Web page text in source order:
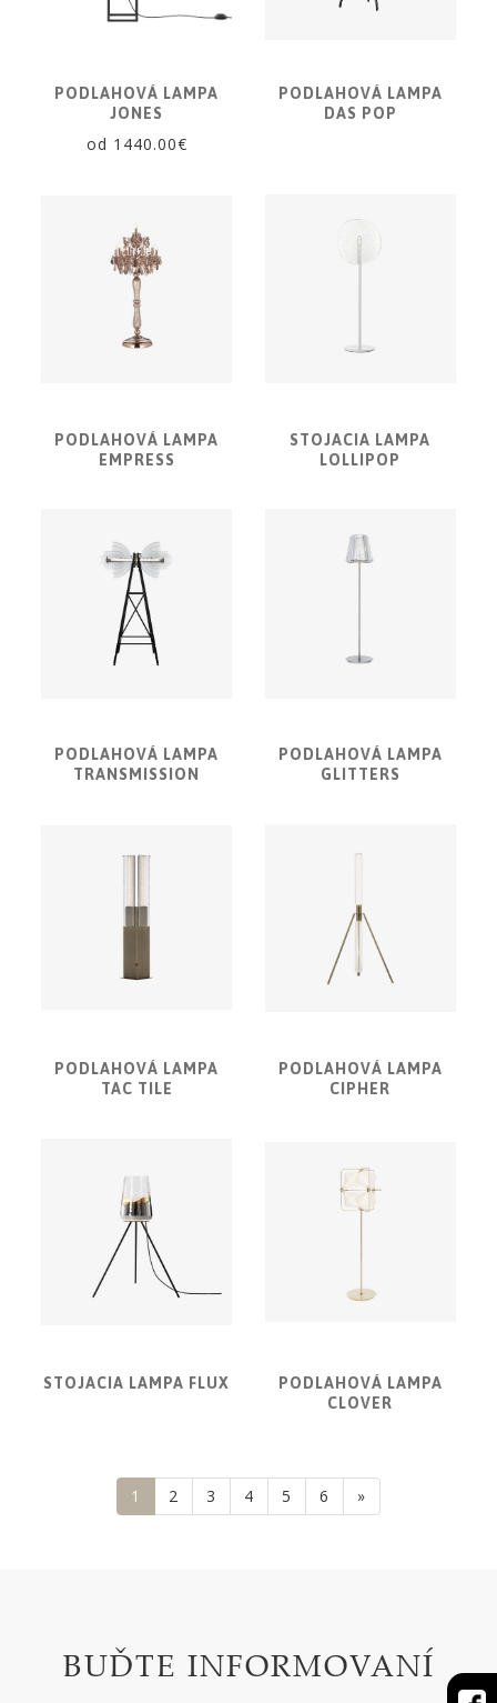
PODLAHOVÁ LAMPA
JONES
od 1440.00€
PODLAHOVÁ LAMPA
DAS POP
PODLAHOVÁ LAMPA
EMPRESS
STOJACIA LAMPA
LOLLIPOP
PODLAHOVÁ LAMPA
TRANSMISSION
PODLAHOVÁ LAMPA
GLITTERS
PODLAHOVÁ LAMPA
TAC TILE
PODLAHOVÁ LAMPA
CIPHER
STOJACIA LAMPA FLUX
PODLAHOVÁ LAMPA
CLOVER
1 2 3 4 5 6 »
BUĎTE INFORMOVANÍ